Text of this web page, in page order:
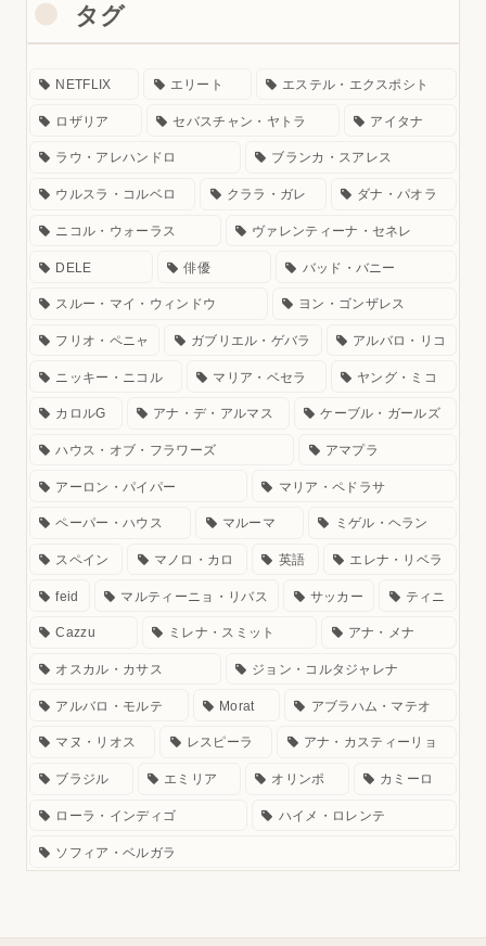
タグ
NETFLIX エリート エステル・エクスポシト
ロザリア セバスチャン・ヤトラ アイタナ
ラウ・アレハンドロ ブランカ・スアレス
ウルスラ・コルベロ クララ・ガレ ダナ・パオラ
ニコル・ウォーラス ヴァレンティーナ・セネレ
DELE 俳優 バッド・バニー
スルー・マイ・ウィンドウ ヨン・ゴンザレス
フリオ・ペニャ ガブリエル・ゲバラ アルバロ・リコ
ニッキー・ニコル マリア・ベセラ ヤング・ミコ
カロルG アナ・デ・アルマス ケーブル・ガールズ
ハウス・オブ・フラワーズ アマプラ
アーロン・パイパー マリア・ペドラサ
ペーパー・ハウス マルーマ ミゲル・ヘラン
スペイン マノロ・カロ 英語 エレナ・リベラ
feid マルティーニョ・リバス サッカー ティニ
Cazzu ミレナ・スミット アナ・メナ
オスカル・カサス ジョン・コルタジャレナ
アルバロ・モルテ Morat アブラハム・マテオ
マヌ・リオス レスピーラ アナ・カスティーリョ
ブラジル エミリア オリンポ カミーロ
ローラ・インディゴ ハイメ・ロレンテ
ソフィア・ベルガラ